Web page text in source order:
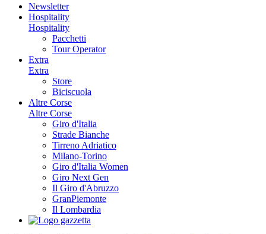
Newsletter
Hospitality
Hospitality
Pacchetti
Tour Operator
Extra
Extra
Store
Biciscuola
Altre Corse
Altre Corse
Giro d'Italia
Strade Bianche
Tirreno Adriatico
Milano-Torino
Giro d'Italia Women
Giro Next Gen
Il Giro d'Abruzzo
GranPiemonte
Il Lombardia